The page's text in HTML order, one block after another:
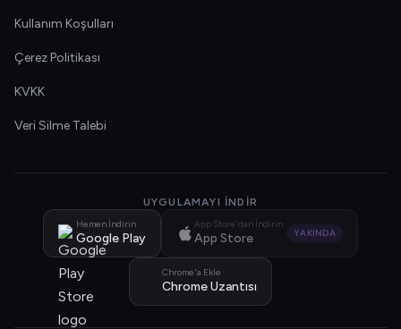
Kullanım Koşulları
Çerez Politikası
KVKK
Veri Silme Talebi
UYGULAMAYI İNDIR
Hemen İndirin
Google Play
App Store'dan İndirin
App Store YAKINDA
Chrome'a Ekle
Chrome Uzantısı